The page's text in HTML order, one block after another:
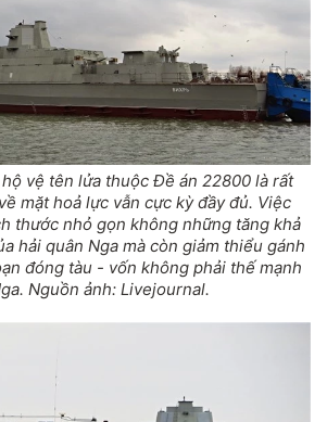
vệ tên lửa thuộc Đề án 22800 là rất
mặt hoả lực vẫn cực kỳ đầy đủ. Việc
thước nhỏ gọn không những tăng khả
hải quân Nga mà còn giảm thiểu gánh
đóng tàu - vốn không phải thế mạnh
Nguồn ảnh: Livejournal.